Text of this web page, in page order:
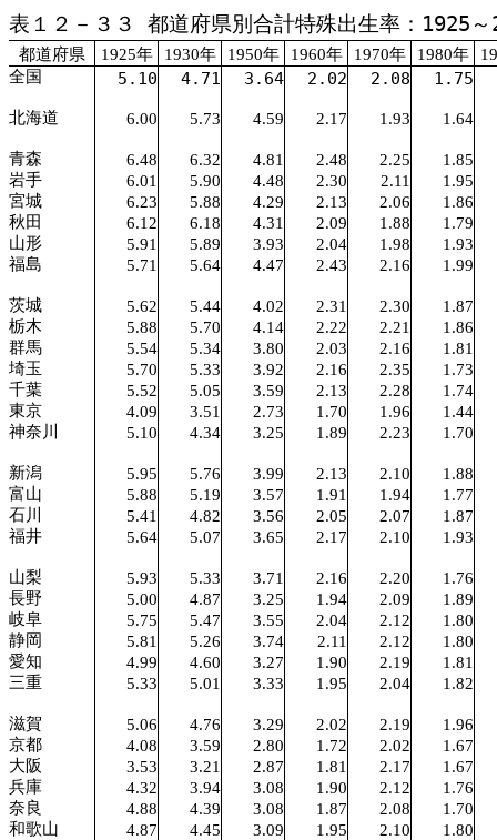
表１２－３３ 都道府県別合計特殊出生率：1925
都道府県 1925年 1930年 1950年 1960年 1970年 1980年
全国
5.10 4.71 3.64 2.02 2.08 1.75
北海道 6.00 5.73 4.59 2.17 1.93 1.64
青森 6.48 6.32 4.81 2.48 2.25
1.85
岩手
6.01 5.90 4.48 2.30 2.11
1.95
宮城
6.23 5.88 4.29 2.13 2.06
1.86
秋田
6.12 6.18 4.31 2.09 1.88
1.79
山形
5.91 5.89 3.93 2.04 1.98
1.93
福島
5.71 5.64 4.47 2.43 2.16 1.99
茨城 5.62 5.44 4.02 2.31 2.30
1.87
栃木
5.88 5.70 4.14 2.22 2.21
1.86
群馬
5.54 5.34 3.80 2.03 2.16
1.81
埼玉
5.70 5.33 3.92 2.16 2.35
1.73
千葉
5.52 5.05 3.59 2.13 2.28
1.74
東京
4.09 3.51 2.73 1.70 1.96
1.44
神奈川
5.10 4.34 3.25 1.89 2.23 1.70
新潟 5.95 5.76 3.99 2.13 2.10
1.88
富山
5.88 5.19 3.57 1.91 1.94
1.77
石川
5.41 4.82 3.56 2.05 2.07
1.87
福井
5.64 5.07 3.65 2.17 2.10 1.93
山梨 5.93 5.33 3.71 2.16 2.20
1.76
長野
5.00 4.87 3.25 1.94 2.09
1.89
岐阜
5.75 5.47 3.55 2.04 2.12
1.80
静岡
5.81 5.26 3.74 2.11 2.12
1.80
愛知
4.99 4.60 3.27 1.90 2.19
1.81
三重
5.33 5.01 3.33 1.95 2.04 1.82
滋賀 5.06 4.76 3.29 2.02 2.19
1.96
京都
4.08 3.59 2.80 1.72 2.02
1.67
大阪
3.53 3.21 2.87 1.81 2.17
1.67
兵庫
4.32 3.94 3.08 1.90 2.12
1.76
奈良
4.88 4.39 3.08 1.87 2.08
1.70
和歌山
4.87 4.45 3.09 1.95 2.10 1.80